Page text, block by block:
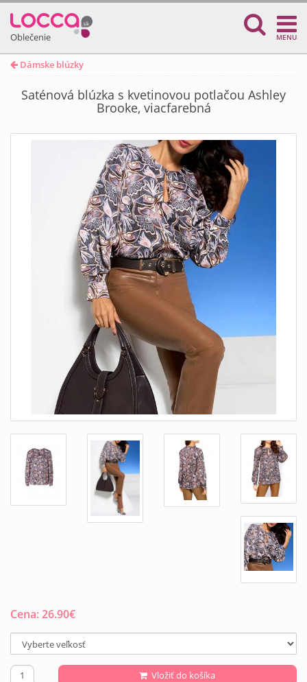
Oblečenie MENU
Dámske blúzky
Saténová blúzka s kvetinovou potlačou Ashley
Brooke, viacfarebná
Cena:26.90€
Vložiť do košíka